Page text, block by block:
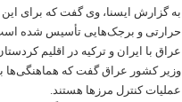
به گزارش ایسنا، وی گفت که برای
عراق با ایران و ترکیه در اقلیم
وزیر کشور عراق گفت که هماهنگی‌ها
عملیات کنترل مرزها هستند.